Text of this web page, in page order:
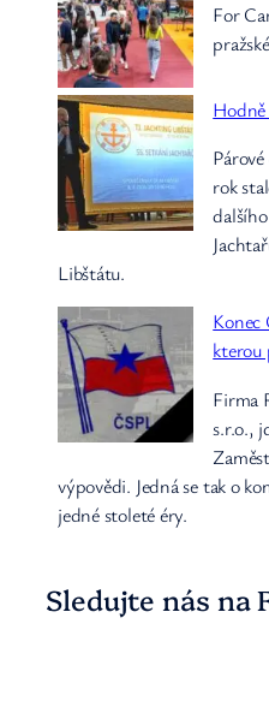
For
rok
Libštátu.
Konec
kterou
Firma
s.r.o.,
výpovědi. Jedná se tak o
jedné stoleté éry.
Sledujte nás na